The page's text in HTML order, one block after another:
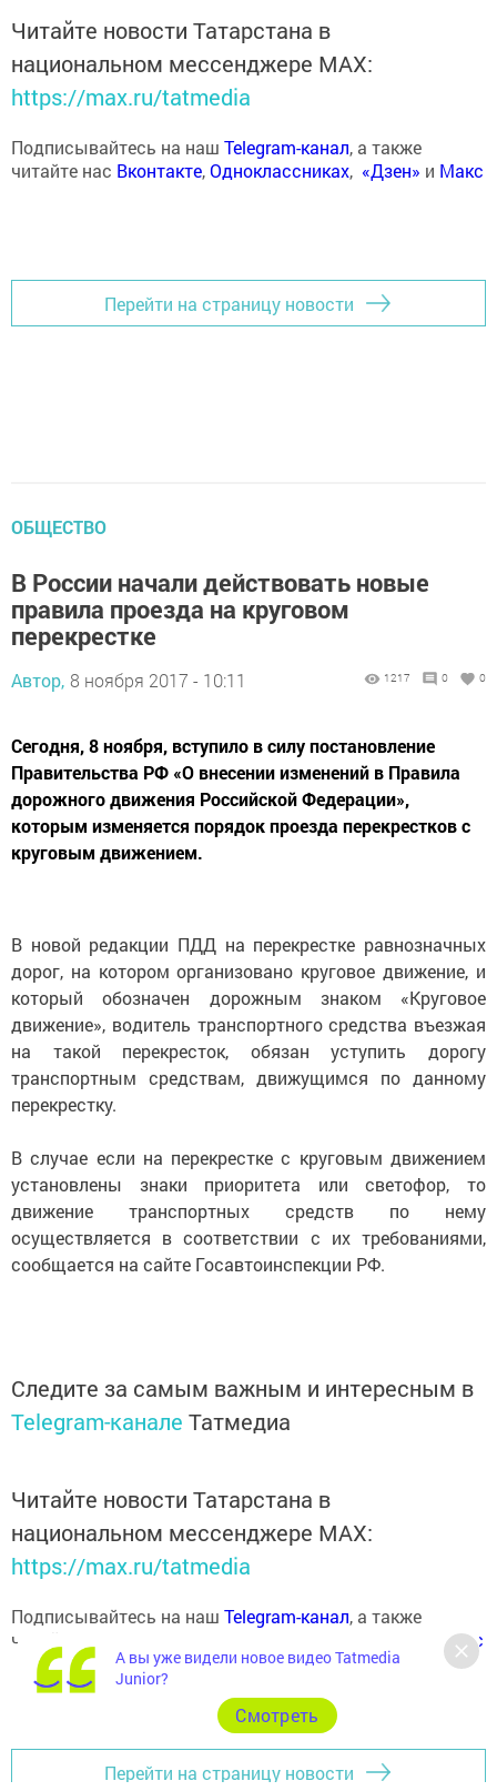
Читайте новости Татарстана в
национальном мессенджере MАХ:
https://max.ru/tatmedia
Подписывайтесь на наш Telegram-канал, а также
читайте нас Вконтакте,Одноклассниках, «Дзен» и Макс
Перейти на страницу новости
ОБЩЕСТВО
В России начали действовать новые
правила проезда на круговом
перекрестке
Автор, 8 ноября 2017 - 10:11 1217 0 0
Сегодня, 8 ноября, вступило в силу постановление
Правительства РФ «О внесении изменений в Правила
дорожного движения Российской Федерации»,
которым изменяется порядок проезда перекрестков с
круговым движением.
В новой редакции ПДД на перекрестке равнозначных
дорог, на котором организовано круговое движение, и
который обозначен дорожным знаком «Круговое
движение», водитель транспортного средства въезжая
на такой перекресток, обязан уступить дорогу
транспортным средствам, движущимся по данному
перекрестку.
В случае если на перекрестке с круговым движением
установлены знаки приоритета или светофор, то
движение транспортных средств по нему
осуществляется в соответствии с их требованиями,
сообщается на сайте Госавтоинспекции РФ.
Следите за самым важным и интересным в
Telegram-канале Татмедиа
Читайте новости Татарстана в
национальном мессенджере MАХ:
https://max.ru/tatmedia
Подписывайтесь на наш Telegram-канал, а также
читайте нас
Макс
Перейти на страницу новости
А вы уже видели новое видео Tatmedia
Junior?
Cмотреть